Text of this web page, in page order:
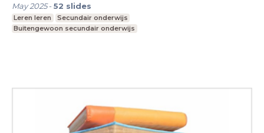
May 2025-52 slides
Leren leren
Secundair onderwijs
Buitengewoon secundair onderwijs